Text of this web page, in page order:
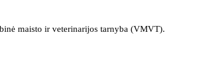
maisto ir veterinarijos tarnyba (VMVT).